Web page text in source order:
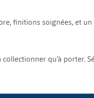
finitions soignées, et
qu’à porter.